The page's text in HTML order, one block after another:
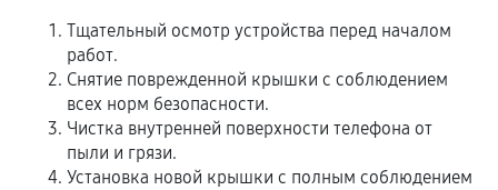
Тщательный осмотр устройства перед началом
работ.
Снятие поврежденной крышки с соблюдением
всех норм безопасности.
Чистка внутренней поверхности телефона от
пыли и грязи.
Установка новой крышки с полным соблюдением